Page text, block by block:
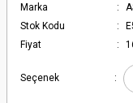
Marka
Stok Kodu
Fiyat
Seçenek